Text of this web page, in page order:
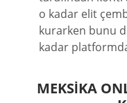
o kadar elit
kurarken bunu
kadar
MEKSIKA